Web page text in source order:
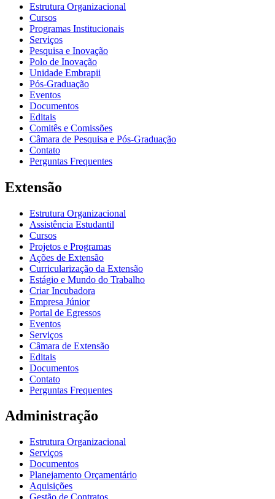
Estrutura Organizacional
Cursos
Programas Institucionais
Serviços
Pesquisa e Inovação
Polo de Inovação
Unidade Embrapii
Pós-Graduação
Eventos
Documentos
Editais
Comitês e Comissões
Câmara de Pesquisa e Pós-Graduação
Contato
Perguntas Frequentes
Extensão
Estrutura Organizacional
Assistência Estudantil
Cursos
Projetos e Programas
Ações de Extensão
Curricularização da Extensão
Estágio e Mundo do Trabalho
Criar Incubadora
Empresa Júnior
Portal de Egressos
Eventos
Serviços
Câmara de Extensão
Editais
Documentos
Contato
Perguntas Frequentes
Administração
Estrutura Organizacional
Serviços
Documentos
Planejamento Orçamentário
Aquisições